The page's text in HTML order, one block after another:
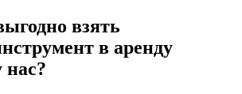
взять
в аренду
нас?